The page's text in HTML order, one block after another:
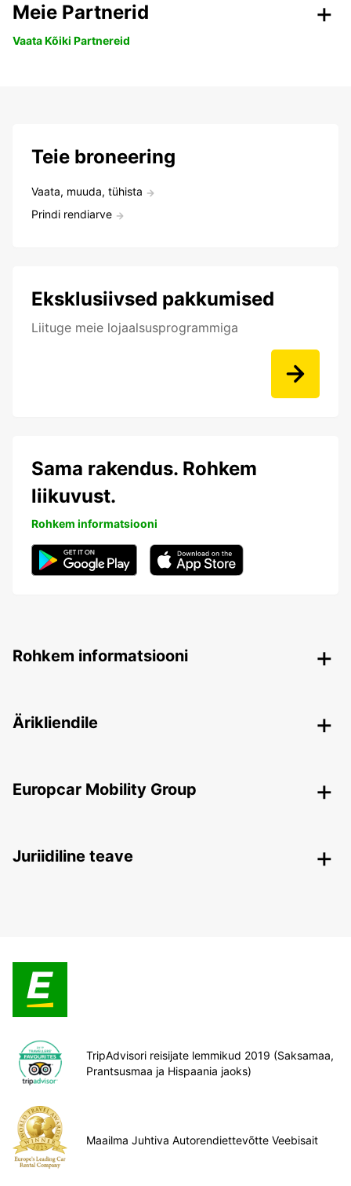
Meie Partnerid
Vaata Kõiki Partnereid
Teie broneering
Vaata, muuda, tühista
Prindi rendiarve
Eksklusiivsed pakkumised
Liituge meie lojaalsusprogrammiga
Sama rakendus. Rohkem
liikuvust.
Rohkem informatsiooni
Rohkem informatsiooni
Ärikliendile
Europcar Mobility Group
Juriidiline teave
TripAdvisori reisijate lemmikud 2019 (Saksamaa,
Prantsusmaa ja Hispaania jaoks)
Maailma Juhtiva Autorendiettevõtte Veebisait